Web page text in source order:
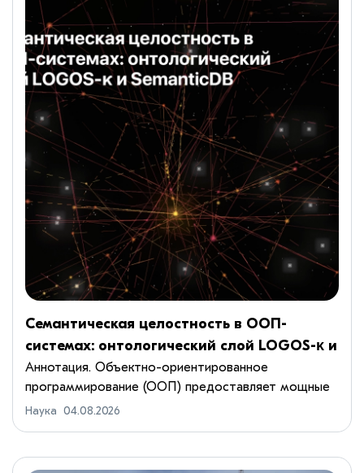
Семантическая целостность в ООП-
системах: онтологический слой LOGOS-κ и
SemanticDB
Аннотация. Объектно-ориентированное
программирование (ООП) предоставляет мощные
механизмы для структурирования кода, но
Наука 04.08.2026